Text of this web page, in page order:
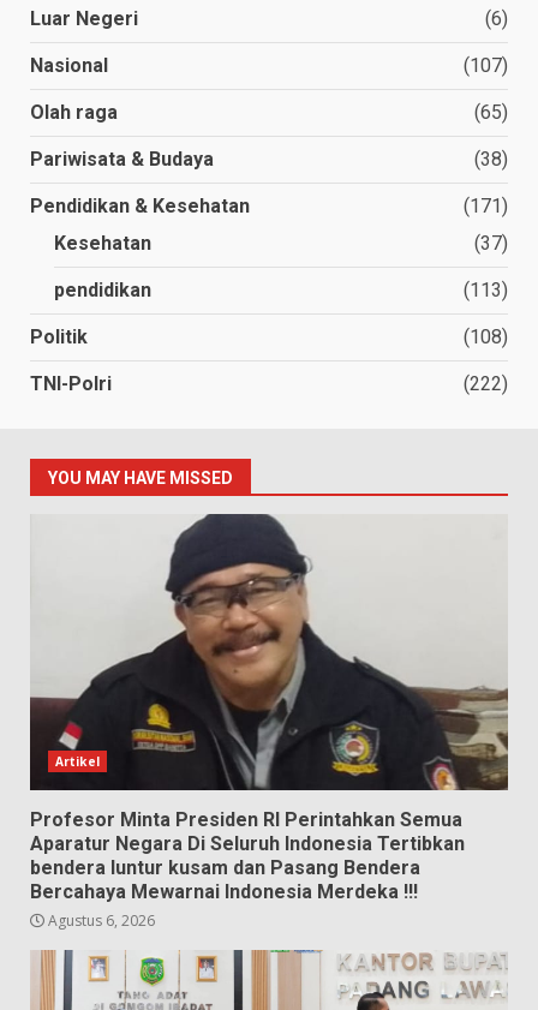
Luar Negeri (6)
Nasional (107)
Olah raga (65)
Pariwisata & Budaya (38)
Pendidikan & Kesehatan
(171)
Kesehatan
(37)
pendidikan (113)
Politik (108)
TNI-Polri (222)
YOU MAY HAVE MISSED
Artikel
Profesor Minta Presiden RI Perintahkan Semua
Aparatur Negara Di Seluruh Indonesia Tertibkan
bendera luntur kusam dan Pasang Bendera
Bercahaya Mewarnai Indonesia Merdeka !!!
Agustus 6, 2026